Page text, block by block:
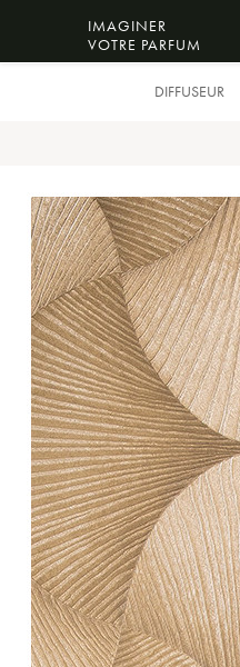
IMAGINER
VOTRE PARFUM
DIFFUSEUR